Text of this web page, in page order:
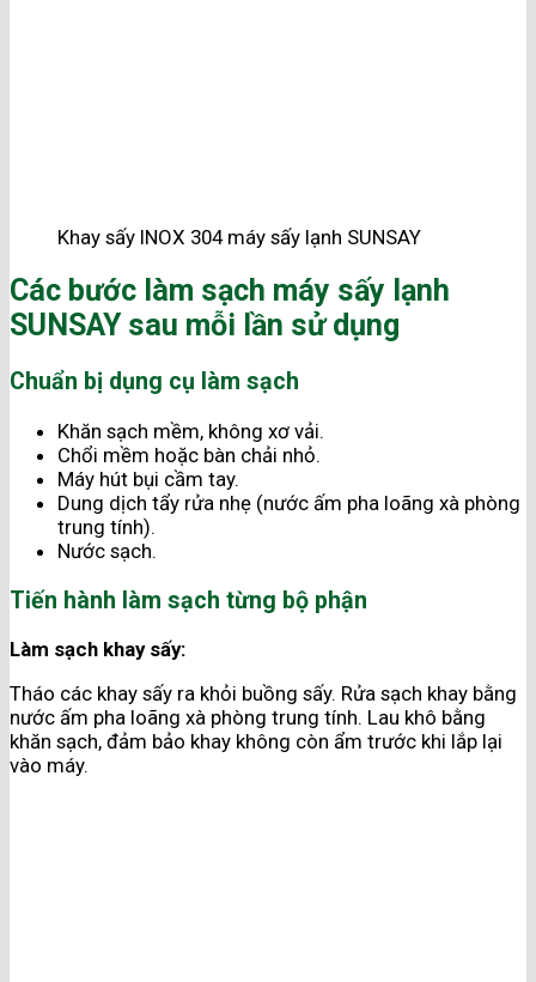
Khay sấy INOX 304 máy sấy lạnh SUNSAY
Các bước làm sạch máy sấy lạnh
SUNSAY sau mỗi lần sử dụng
Chuẩn bị dụng cụ làm sạch
Khăn sạch mềm, không xơ vải.
Chổi mềm hoặc bàn chải nhỏ.
Máy hút bụi cầm tay.
Dung dịch tẩy rửa nhẹ (nước ấm pha loãng xà phòng
trung tính).
Nước sạch.
Tiến hành làm sạch từng bộ phận
Làm sạch khay sấy:
Tháo các khay sấy ra khỏi buồng sấy. Rửa sạch khay bằng
nước ấm pha loãng xà phòng trung tính. Lau khô bằng
khăn sạch, đảm bảo khay không còn ẩm trước khi lắp lại
vào máy.